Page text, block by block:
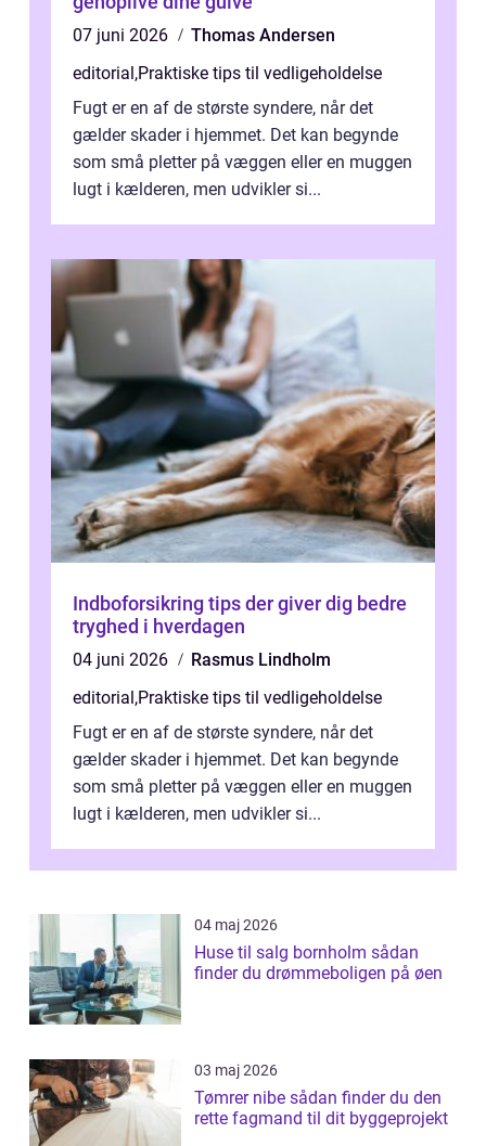
07 juni 2026
Thomas Andersen
editorial,Praktiske tips til vedligeholdelse
Fugt er en af de største syndere, når det
gælder skader i hjemmet. Det kan begynde
som små pletter på væggen eller en muggen
lugt i kælderen, men udvikler si...
Indboforsikring tips der giver dig bedre
tryghed i hverdagen
04 juni 2026
Rasmus Lindholm
editorial,Praktiske tips til vedligeholdelse
Fugt er en af de største syndere, når det
gælder skader i hjemmet. Det kan begynde
som små pletter på væggen eller en muggen
lugt i kælderen, men udvikler si...
04 maj 2026
Huse til salg bornholm sådan
finder du drømmeboligen på øen
03 maj 2026
Tømrer nibe sådan finder du den
rette fagmand til dit byggeprojekt